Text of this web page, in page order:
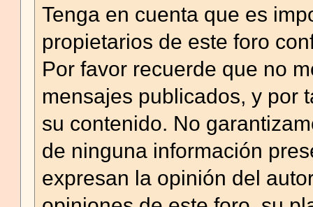
Tenga en cuenta que es
propietarios de este foro
Por favor recuerde que no
mensajes publicados, y por
su contenido. No
de ninguna información
expresan la opinión del